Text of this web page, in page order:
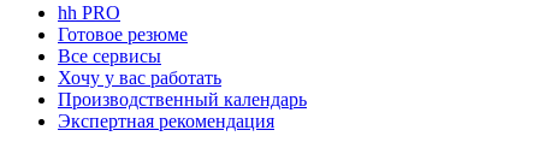
hh PRO
Готовое резюме
Все сервисы
Хочу у вас работать
Производственный календарь
Экспертная рекомендация